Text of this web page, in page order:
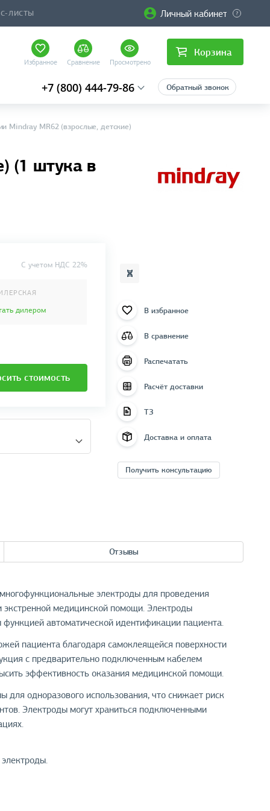
ЛИСТЫ Личный кабинет
Избранное Сравнение Просмотрено
Корзина
+7 (800) 444-79-86 Обратный звонок
Mindray MR62 (взрослые, детские)
(1 штука в
C учетом НДС 22%
дилером
стоимость
В избранное
В сравнение
Распечатать
Расчёт доставки
ТЗ
Доставка и оплата
Получить консультацию
Отзывы
электроды для проведения
медицинской помощи. Электроды
автоматической идентификации пациента.
пациента благодаря самоклеящейся поверхности
с предварительно подключенным кабелем
эффективность оказания медицинской помощи.
для одноразового использования, что снижает риск
Электроды могут храниться подключенными